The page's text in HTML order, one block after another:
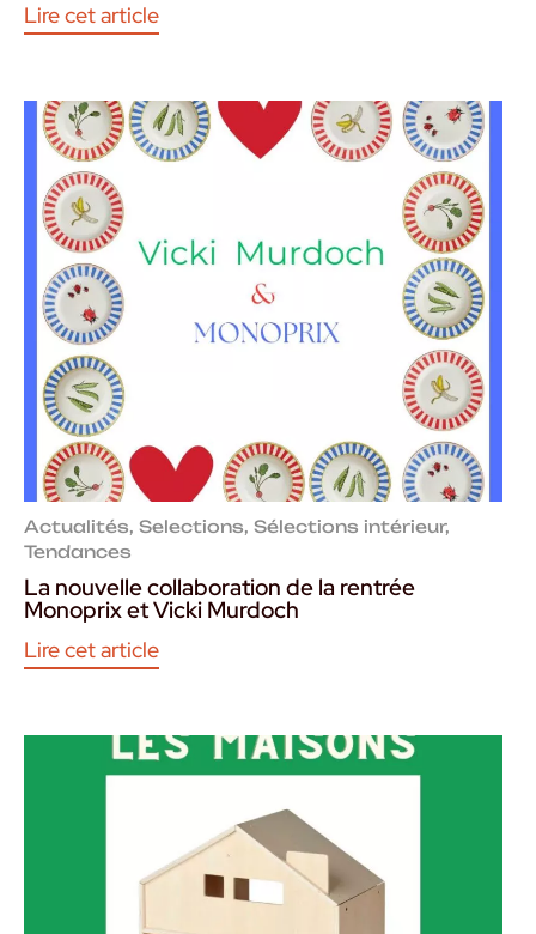
Lire cet article
Actualités, Selections, Sélections intérieur,
Tendances
La nouvelle collaboration de la rentrée
Monoprix et Vicki Murdoch
Lire cet article